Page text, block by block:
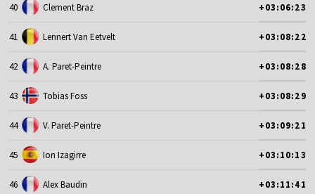
40 Clement Braz +03:06:23
41 Lennert Van Eetvelt +03:08:22
42 A. Paret-Peintre +03:08:28
43 Tobias Foss +03:08:29
44 V. Paret-Peintre +03:09:21
45 Ion Izagirre +03:10:13
46 Alex Baudin +03:11:41